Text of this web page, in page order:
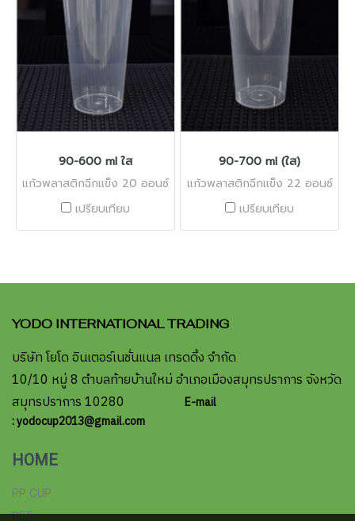
90-600 ml ใส
แก้วพลาสติกฉีกแข็ง 20 ออนซ์
เปรียบเทียบ
90-700 ml (ใส)
แก้วพลาสติกฉีกแข็ง 22 ออนซ์
เปรียบเทียบ
YODO INTERNATIONAL TRADING
บริษัท โยโด อินเตอร์เนชั่นแนล เทรดดิ้ง จำกัด
10/10 หมู่ 8 ตำบลท้ายบ้านใหม่ อำเภอเมืองสมุทรปราการ จังหวัด
สมุทรปราการ 10280
E-mail
: yodocup2013@gmail.com
HOME
PP CUP
PET